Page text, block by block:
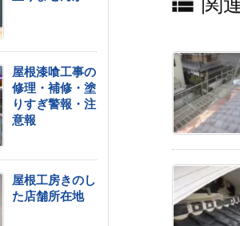
屋根漆喰工事の
修理・補修・塗
りすぎ警報・注
意報
屋根工房きのし
た店舗所在地